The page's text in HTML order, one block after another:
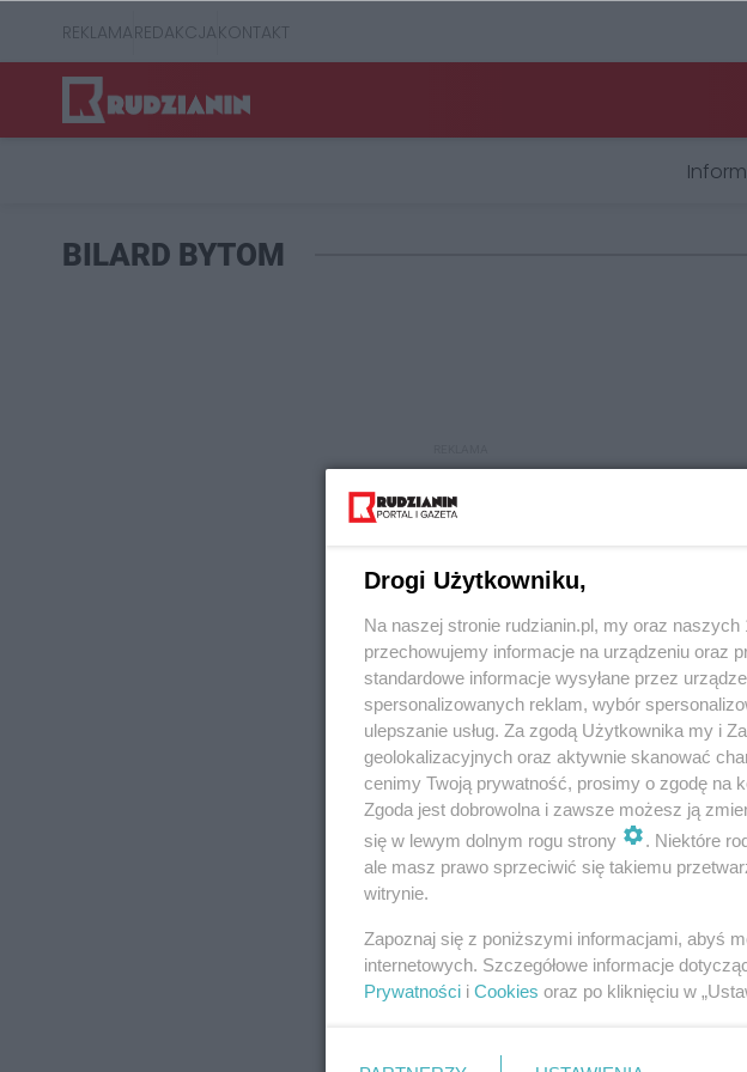
REKLAMAREDAKCJAKONTAKT
BILARD BYTOM
REKLAMA
Drogi Użytkowniku,
Na naszej stronie rudzianin.pl, my oraz
przechowujemy informacje na urządzeniu oraz
standardowe informacje wysyłane przez
spersonalizowanych reklam, wybór
ulepszanie usług. Za zgodą Użytkownika my i
geolokalizacyjnych oraz aktywnie skanować
cenimy Twoją prywatność, prosimy o zgodę na
Zgoda jest dobrowolna i zawsze możesz ją
się w lewym dolnym rogu strony
. Niektóre
ale masz prawo sprzeciwić się takiemu
witrynie.
Zapoznaj się z poniższymi informacjami, abyś
internetowych. Szczegółowe informacje
Prywatności i Cookies oraz po kliknięciu w